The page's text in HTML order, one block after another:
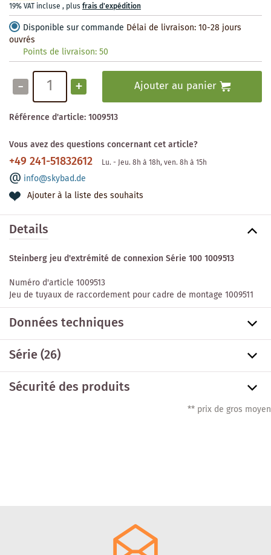
19% VAT incluse , plusfrais d'expédition
Disponible sur commande Délai de livraison: 10-28 jours
ouvrés
Points de livraison:50
- + Ajouter au panier
Référence d'article:1009513
Vous avez des questions concernant cet article?
+49 241-51832612 Lu. - Jeu. 8h à 18h, ven. 8h à 15h
info@skybad.de
Ajouter à la liste des souhaits
Details
Steinberg jeu d'extrémité de connexion Série 100 1009513
Numéro d'article 1009513
Jeu de tuyaux de raccordement pour cadre de montage 1009511
Données techniques
Série(26)
Sécurité des produits
** prix de gros moyen